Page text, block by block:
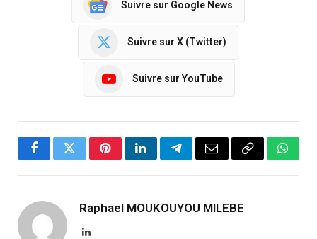
Suivre sur Google News
Suivre sur X (Twitter)
Suivre sur YouTube
FacebookTwitterPinterestLinkedInTelegramEmail Copy
Raphael MOUKOUYOU MILEBE
LinkedIn